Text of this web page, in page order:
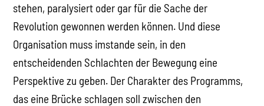
stehen, paralysiert oder gar für die Sache der
Revolution gewonnen werden können. Und diese
Organisation muss imstande sein, in den
entscheidenden Schlachten der Bewegung eine
Perspektive zu geben. Der Charakter des Programms,
das eine Brücke schlagen soll zwischen den